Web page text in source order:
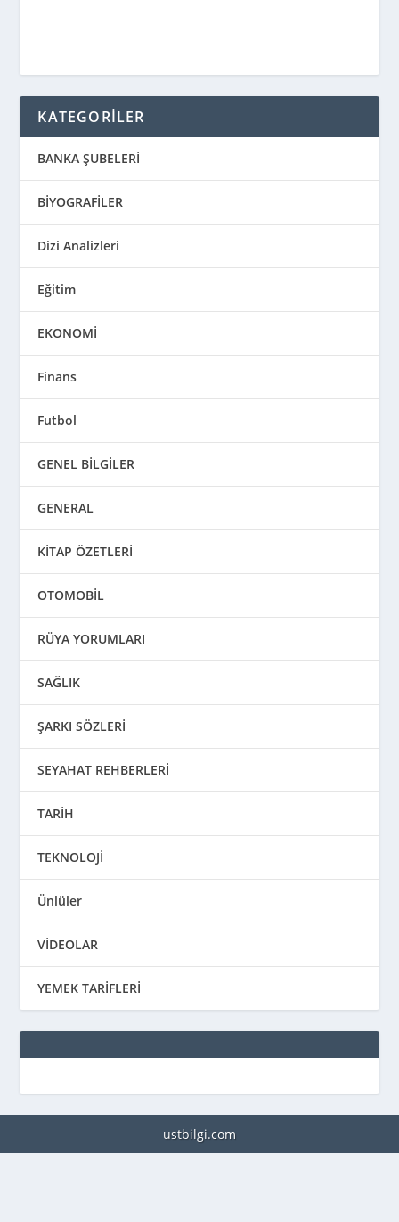
KATEGORİLER
BANKA ŞUBELERİ
BİYOGRAFİLER
Dizi Analizleri
Eğitim
EKONOMİ
Finans
Futbol
GENEL BİLGİLER
GENERAL
KİTAP ÖZETLERİ
OTOMOBİL
RÜYA YORUMLARI
SAĞLIK
ŞARKI SÖZLERİ
SEYAHAT REHBERLERİ
TARİH
TEKNOLOJİ
Ünlüler
VİDEOLAR
YEMEK TARİFLERİ
ustbilgi.com